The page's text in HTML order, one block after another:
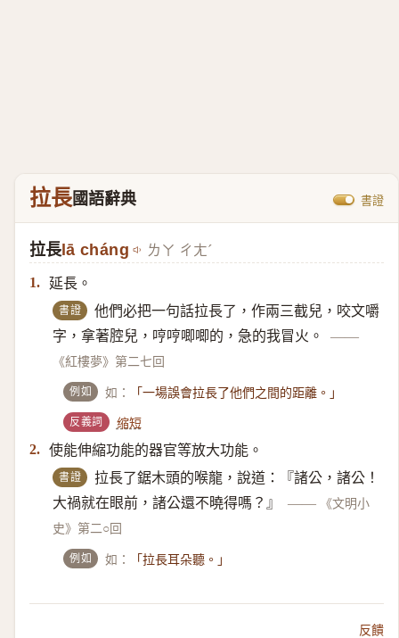
拉長國語辭典 書證
拉長lā cháng ㄌㄚ ㄔㄤˊ
1. 延長。
書證
他們必把一句話拉長了，作兩三截兒，咬文嚼
字，拿著腔兒，哼哼唧唧的，急的我冒火。
——
《紅樓夢》第二七回
例如 如： 「一場誤會拉長了他們之間的距離。」
反義詞 缩短
2. 使能伸縮功能的器官等放大功能。
書證
拉長了鋸木頭的喉龍，說道：『諸公，諸公！
大禍就在眼前，諸公還不曉得嗎？』
——
《文明小
史》第二○回
例如 如： 「拉長耳朵聽。」
反饋